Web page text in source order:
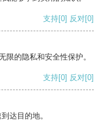
支持[0] 反对[0]
限的隐私和安全性保护。
支持[0] 反对[0]
达目的地。